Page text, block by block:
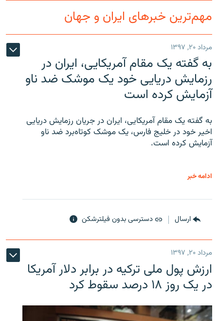
مهم‌ترین خبرهای ایران و جهان
مرداد ۲۰, ۱۳۹۷
به گفته یک مقام آمریکایی، ایران در
رزمایش دریایی خود یک موشک ضد ناو
آزمایش کرده است
به گفته یک مقام آمریکایی، ایران در جریان رزمایش دریایی
اخیر خود در خلیج فارس، یک موشک کوتاه‌برد ضد ناو
آزمایش کرده است.
ادامه خبر
ارسال دسترسی بدون فیلترشکن
مرداد ۲۰, ۱۳۹۷
ارزش پول ملی ترکیه در برابر دلار آمریکا
در یک روز ۱۸ درصد سقوط کرد